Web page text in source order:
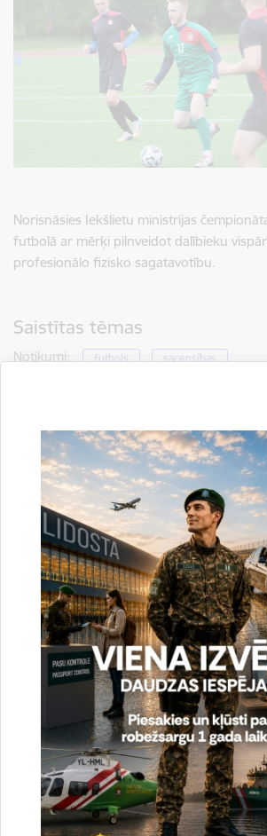
Norisnāsies Iekšlietu ministrijas
futbolā ar mērķi pilnveidot dalībieku
profesionālo fizisko sagatavotību.
Saistītas tēmas
Notikumi: futbols sacensības
Drukāt lapu
Dalīties
Vai šī informācija bija